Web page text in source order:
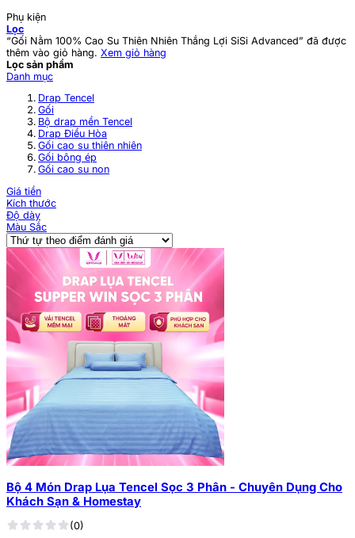
Phụ kiện
Lọc
“Gối Nằm 100% Cao Su Thiên Nhiên Thắng Lợi SiSi Advanced” đã được
thêm vào giỏ hàng. Xem giỏ hàng
Lọc sản phẩm
Danh mục
Drap Tencel
Gối
Bộ drap mền Tencel
Drap Điều Hòa
Gối cao su thiên nhiên
Gối bông ép
Gối cao su non
Giá tiền
Kích thước
Độ dày
Màu Sắc
Bộ 4 Món Drap Lụa Tencel Sọc 3 Phân - Chuyên Dụng Cho
Khách Sạn & Homestay
(0)